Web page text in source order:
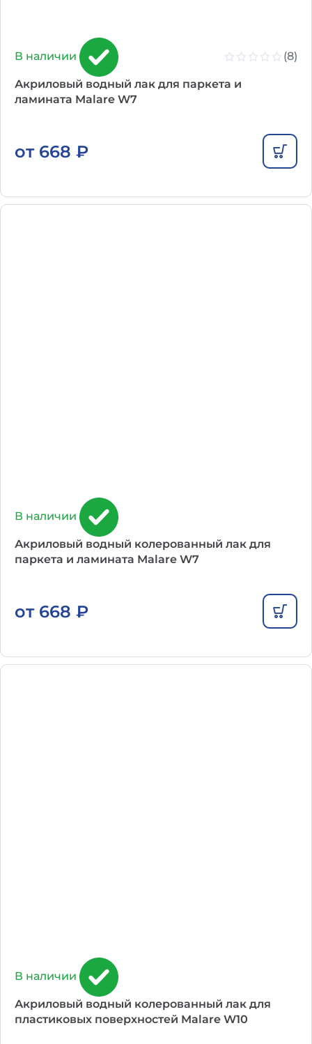
В наличии (8)
Акриловый водный лак для паркета и
ламината Malare W7
от 668 ₽
В наличии
Акриловый водный колерованный лак для
паркета и ламината Malare W7
от 668 ₽
В наличии
Акриловый водный колерованный лак для
пластиковых поверхностей Malare W10